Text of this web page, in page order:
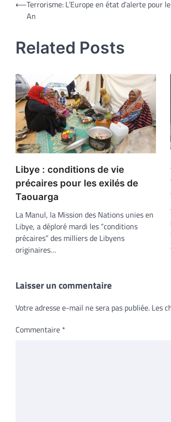
Navigation
⟵Terrorisme: L’Europe en état d’alerte pour
An
Related Posts
Libye : conditions de vie
précaires pour les exilés de
Taouarga
La Manul, la Mission des Nations unies en
Libye, a déploré mardi les “conditions
précaires” des milliers de Libyens
originaires…
Laisser un commentaire
Votre adresse e-mail ne sera pas publiée. Les
Commentaire *